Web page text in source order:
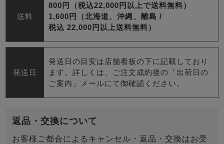
送料
800円（税込22,000円以上で送料無料）
1,600円（北海道、沖縄、離島 /
税込 22,000円以上送料無料）
発送日
発送日の目安は店舗看板の下に記載しており
ます。詳しくは、ご注文成約後の「出荷日の
ご案内」メールにて御確認ください。
返品・交換について
お客様ご都合によるキャンセル・返品・交換はお受